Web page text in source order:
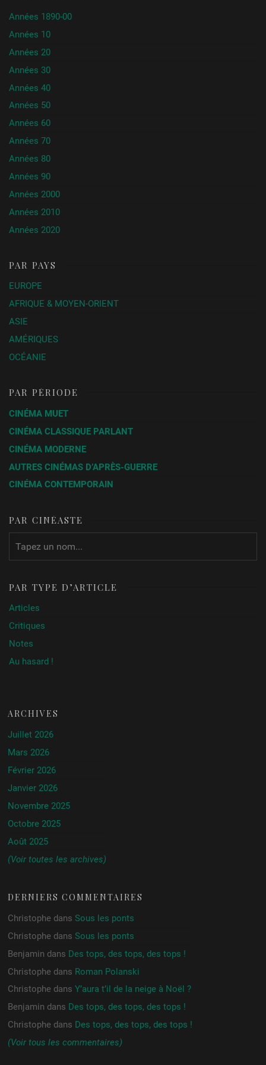
Années 1890-00
Années 10
Années 20
Années 30
Années 40
Années 50
Années 60
Années 70
Années 80
Années 90
Années 2000
Années 2010
Années 2020
PAR PAYS
EUROPE
AFRIQUE & MOYEN-ORIENT
ASIE
AMÉRIQUES
OCÉANIE
PAR PÉRIODE
CINÉMA MUET
CINÉMA CLASSIQUE PARLANT
CINÉMA MODERNE
AUTRES CINÉMAS D’APRÈS-GUERRE
CINÉMA CONTEMPORAIN
PAR CINÉASTE
PAR TYPE D’ARTICLE
Articles
Critiques
Notes
Au hasard !
ARCHIVES
Juillet 2026
Mars 2026
Février 2026
Janvier 2026
Novembre 2025
Octobre 2025
Août 2025
(Voir toutes les archives)
DERNIERS COMMENTAIRES
Christophe dans Sous les ponts
Christophe dans Sous les ponts
Benjamin dans Des tops, des tops, des tops !
Christophe dans Roman Polanski
Christophe dans Y’aura t’il de la neige à Noël ?
Benjamin dans Des tops, des tops, des tops !
Christophe dans Des tops, des tops, des tops !
(Voir tous les commentaires)